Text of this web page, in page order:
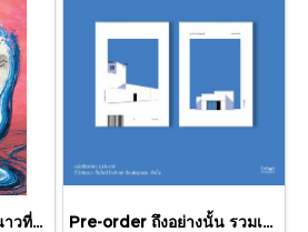
Pre-order เกิดในฤดูหนาวที่แดดส่องถึง / นทธี ศศิวิมล / Pandora Press Pre-order ถึงอย่างนั้น รวมเรื่องสั้น / ภู่มณี ศิริพรไพบูลย์ / สำนักพิมพ์ตำหนัก